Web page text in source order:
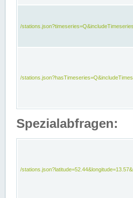
/
/
Spezialabfragen:
/